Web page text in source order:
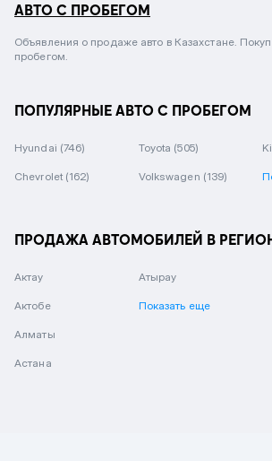
АВТО С ПРОБЕГОМ
Объявления о продаже авто в Казахстане.
пробегом.
ПОПУЛЯРНЫЕ АВТО С ПРОБЕГОМ
Hyundai (746) Toyota (505)
Chevrolet (162) Volkswagen (139)
ПРОДАЖА АВТОМОБИЛЕЙ В
Актау
Актобе
Алматы
Астана
Атырау
Показать еще